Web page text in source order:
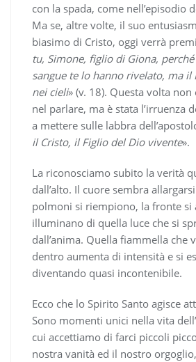
con la spada, come nell’episodio
Ma se, altre volte, il suo
biasimo di Cristo, oggi verrà
tu, Simone, figlio di Giona,
sangue te lo hanno rivelato, ma il
nei cieli» (v. 18). Questa volta
nel parlare, ma è stata l’irruenza
a mettere sulle labbra
il Cristo, il Figlio del Dio vivente».
La riconosciamo subito la verità
dall’alto. Il cuore sembra
polmoni si riempiono, la fronte si
illuminano di quella luce che si
dall’anima. Quella fiammella che
dentro aumenta di intensità e si
diventando quasi incontenibile.
Ecco che lo Spirito Santo agisce
Sono momenti unici nella vita
cui accettiamo di farci piccoli
nostra vanità ed il nostro